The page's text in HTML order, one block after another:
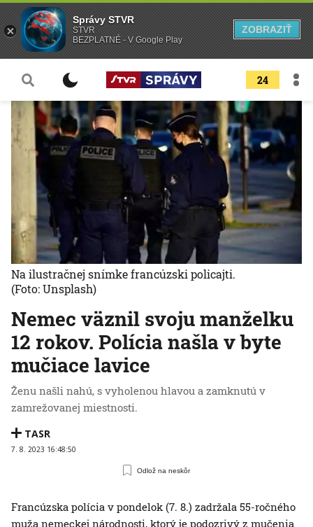
24
Nemec väznil svoju manželku
12 rokov. Polícia našla v byte
mučiace lavice
Ženu našli nahú, s vyholenou hlavou a zamknutú v
zamrežovanej miestnosti.
TASR
7. 8. 2023 16:48:50
Odlož na neskôr
Na ilustračnej snímke francúzski policajti.
(Foto: Unsplash)
Francúzska polícia v pondelok (7. 8.) zadržala 55-ročného
muža nemeckej národnosti, ktorý je podozrivý z mučenia
Správy STVR
STVR
BEZPLATNÉ - V Google Play
ZOBRAZIŤ